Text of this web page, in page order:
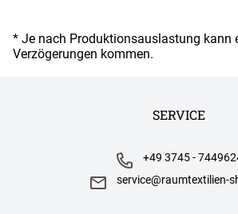
* Je nach Produktionsauslastung kann
Verzögerungen kommen.
SERVICE
+49 3745 -
service@raumtextilien-